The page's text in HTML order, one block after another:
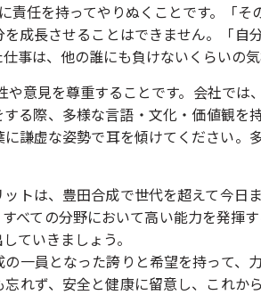
任を持ってやりぬくことです。「
成長させることはできません。「自
事は、他の誰にも負けないくらいの
意見を尊重することです。会社では
る際、多様な言語・文化・価値観を
謙虚な姿勢で耳を傾けてください
トは、豊田合成で世代を超えて今
べての分野において高い能力を発揮
ていきましょう。
一員となった誇りと希望を持って、
れず、安全と健康に留意し、これか